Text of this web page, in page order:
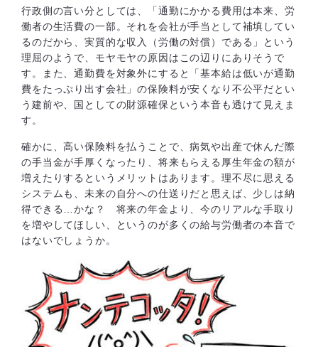
行政側の言い分としては、「通勤にかかる費用は本来、労
働者の生活費の一部。それを会社が手当として補填してい
るのだから、実質的な収入（労働の対償）である」という
理屈のようで、モヤモヤの原因はこの辺りにありそうで
す。また、通勤費を対象外にすると「基本給は低いが通勤
費をたっぷり出す会社」の保険料が安くなり不公平だとい
う建前や、国としての財源確保という本音も透けて見えま
す。
確かに、高い保険料を払うことで、病気や出産で休んだ際
の手当金が手厚くなったり、将来もらえる厚生年金の額が
増えたりするというメリットはあります。理不尽に思える
システムも、未来の自分への仕送りだと思えば、少しは納
得できる…かな？ 将来の年金より、今のリアルな手取り
を増やしてほしい、というのが多くの給与労働者の本音で
はないでしょうか。